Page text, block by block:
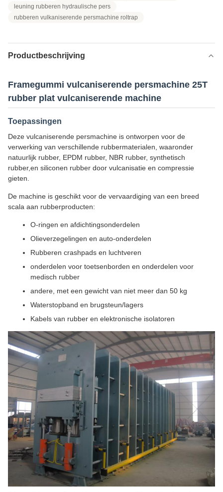
leuning rubberen hydraulische pers
rubberen vulkaniserende persmachine roltrap
Productbeschrijving
Framegummi vulcaniserende persmachine 25T
rubber plat vulcaniserende machine
Toepassingen
Deze vulcaniserende persmachine is ontworpen voor de
verwerking van verschillende rubbermaterialen, waaronder
natuurlijk rubber, EPDM rubber, NBR rubber, synthetisch
rubber,en siliconen rubber door vulcanisatie en compressie
gieten.
De machine is geschikt voor de vervaardiging van een breed
scala aan rubberproducten:
O-ringen en afdichtingsonderdelen
Olieverzegelingen en auto-onderdelen
Rubberen crashpads en luchtveren
onderdelen voor toetsenborden en onderdelen voor
medisch rubber
andere, met een gewicht van niet meer dan 50 kg
Waterstopband en brugsteun/lagers
Kabels van rubber en elektronische isolatoren